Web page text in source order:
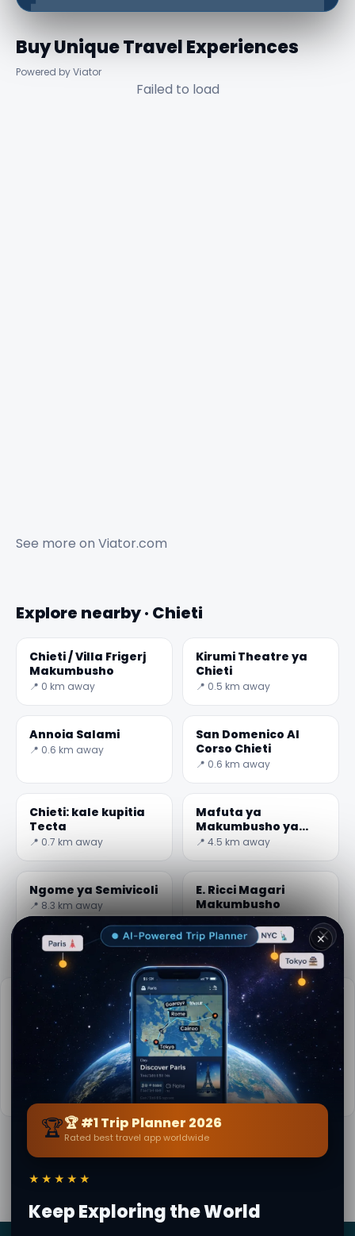
Buy Unique Travel Experiences
Powered by Viator
Failed to load
See more on Viator.com
Explore nearby · Chieti
Chieti / Villa Frigerj
Makumbusho
📍 0 km away
Kirumi Theatre ya
Chieti
📍 0.5 km away
Annoia Salami
📍 0.6 km away
San Domenico Al
Corso Chieti
📍 0.6 km away
Chieti: kale kupitia
Tecta
📍 0.7 km away
Mafuta ya
Makumbusho ya
CantinArte
📍 4.5 km away
Ngome ya Semivicoli
📍 8.3 km away
E. Ricci Magari
Makumbusho
📍 9.9 km away
Taarifa muhimu
Wakati mzuri wa kutembelea:
Majira ya machipuko hadi vuli (Apr-Oct)
Hali ya hewa sasa:23°C, Anga wazi
📚 Maelezo zaidi kwenye Wikipedia
NaKessie Weird· kutoka Chieti
Maudhui ya toleo yamehakikishwa · Jamii ya Secret
World — 1M+ maeneo katika lugha 62
✕
🏆🏆 #1 Trip Planner 2026
Rated best travel app worldwide
★★★★★
Keep Exploring the World